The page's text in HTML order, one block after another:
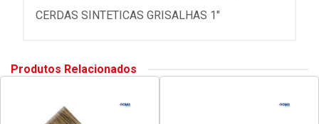
CERDAS SINTETICAS GRISALHAS 1"
Produtos Relacionados